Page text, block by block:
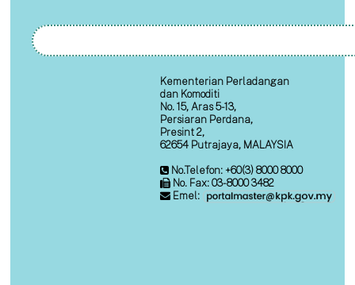
Kementerian Perladangan
dan Komoditi
No. 15, Aras 5-13,
Persiaran Perdana,
Presint 2,
62654 Putrajaya, MALAYSIA
No.Telefon: +60(3) 8000 8000
No. Fax: 03-8000 3482
Emel: